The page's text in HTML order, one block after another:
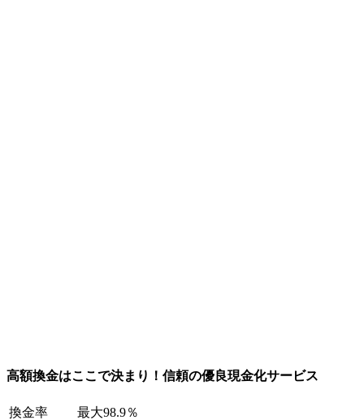
高額換金はここで決まり！信頼の優良現金化サービス
換金率
最大98.9％